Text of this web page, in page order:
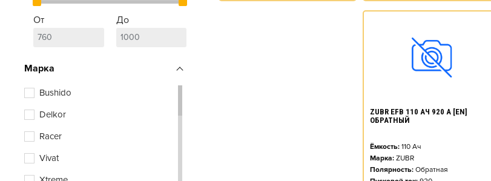
От До
Марка
Bushido
Delkor
Racer
Vivat
ZUBR EFB 110 АЧ 920 А [EN]
ОБРАТНЫЙ
Ёмкость: 110 Ач
Марка: ZUBR
Полярность: Обратная